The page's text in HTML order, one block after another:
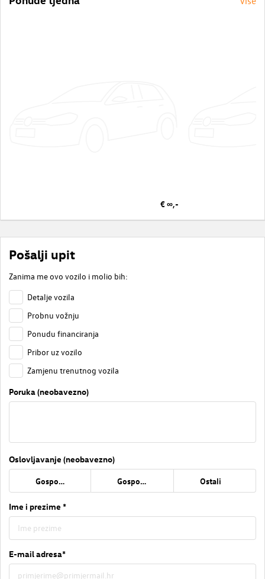
€ ∞,-
Pošalji upit
Zanima me ovo vozilo i molio bih:
Detalje vozila
Probnu vožnju
Ponudu financiranja
Pribor uz vozilo
Zamjenu trenutnog vozila
Poruka (neobavezno)
Oslovljavanje (neobavezno)
Gospođa Gospodin Ostali
Ime i prezime *
E-mail adresa*